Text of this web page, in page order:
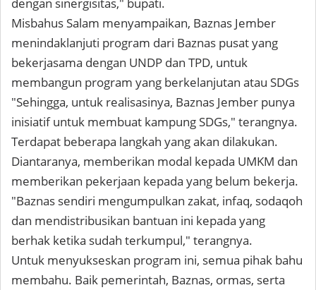
Misbahus Salam menyampaikan, Baznas Jember
menindaklanjuti program dari Baznas pusat yang
bekerjasama dengan UNDP dan TPD, untuk
membangun program yang berkelanjutan atau SDGs
"Sehingga, untuk realisasinya, Baznas Jember punya
inisiatif untuk membuat kampung SDGs," terangnya.
Terdapat beberapa langkah yang akan dilakukan.
Diantaranya, memberikan modal kepada UMKM dan
memberikan pekerjaan kepada yang belum bekerja.
"Baznas sendiri mengumpulkan zakat, infaq, sodaqoh
dan mendistribusikan bantuan ini kepada yang
berhak ketika sudah terkumpul," terangnya.
Untuk menyukseskan program ini, semua pihak bahu
membahu. Baik pemerintah, Baznas, ormas, serta